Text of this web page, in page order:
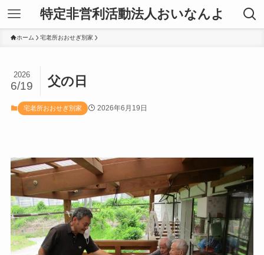
特定非営利活動法人おいなんよ
ホーム 宅老所おおせぎ別家
父の日
2026
6/19
宅老所おおせぎ別家 2026年6月19日